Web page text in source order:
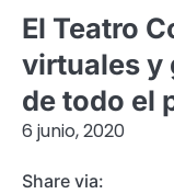
El Teatro
virtuales y
de todo el
6 junio, 2020
Share via: